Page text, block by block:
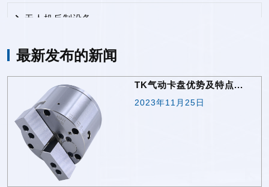
无人机反制设备
电路板厂
电路板厂
常识2345
净化板风淋室
最新发布的新闻
TK气动卡盘优势及特点...
2023年11月25日